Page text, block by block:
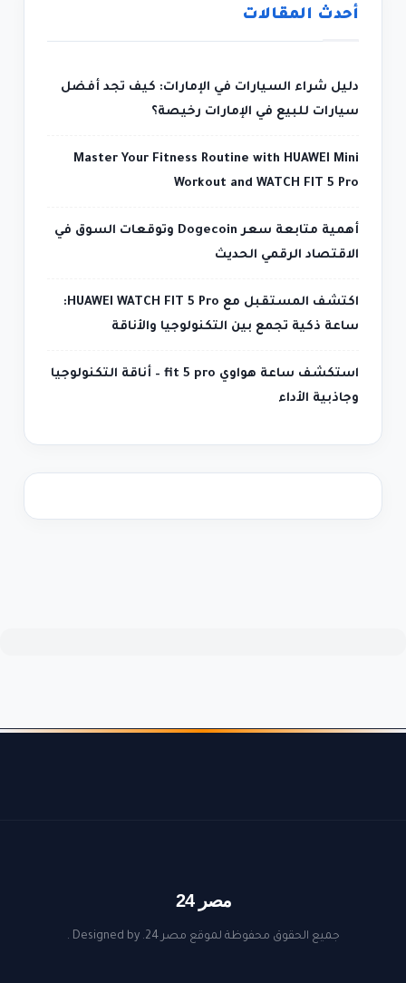
أحدث المقالات
دليل شراء السيارات في الإمارات: كيف تجد أفضل
سيارات للبيع في الإمارات رخيصة؟
Master Your Fitness Routine with HUAWEI Mini
Workout and WATCH FIT 5 Pro
أهمية متابعة سعر Dogecoin وتوقعات السوق في
الاقتصاد الرقمي الحديث
اكتشف المستقبل مع HUAWEI WATCH FIT 5 Pro:
ساعة ذكية تجمع بين التكنولوجيا والأناقة
استكشف ساعة هواوي fit 5 pro – أناقة التكنولوجيا
وجاذبية الأداء
مصر 24
جميع الحقوق محفوظة لموقع مصر 24. Designed by .